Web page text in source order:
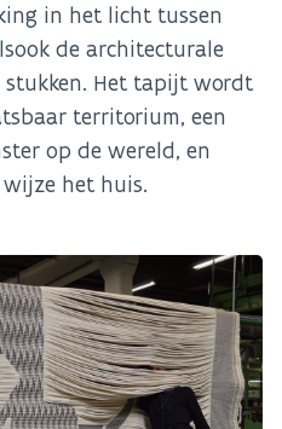
in het licht tussen
de architecturale
stukken. Het tapijt wordt
territorium, een
op de wereld, en
het huis.